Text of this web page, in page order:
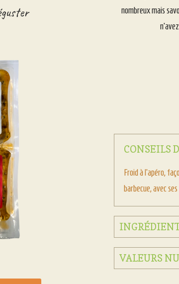
nombreux mais
CONSEILS
Froid à l’apéro,
barbecue, avec
VALEURS